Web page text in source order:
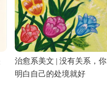
治愈系美文 | 没有关系，你
明白自己的处境就好